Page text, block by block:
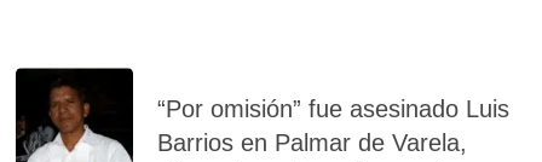
“Por omisión” fue asesinado Luis
Barrios en Palmar de Varela,